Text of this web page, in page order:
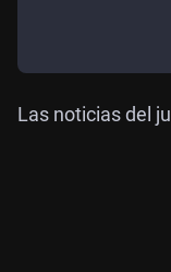
Las noticias del